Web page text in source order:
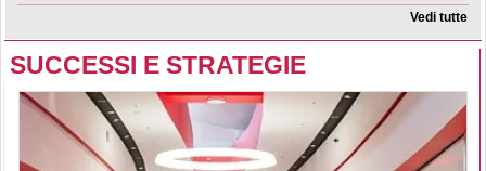
Vedi tutte
SUCCESSI E STRATEGIE